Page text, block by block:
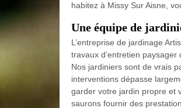
habitez à Missy Sur Aisne,
Une équipe de
L’entreprise de jardinage
travaux d’entretien
Nos jardiniers sont de vrais
interventions dépasse
garder votre jardin propre et
saurons fournir des